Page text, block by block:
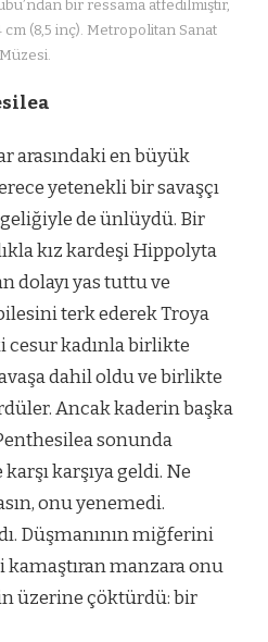
bir ressama atfedilmiştir,
cm (8,5 inç). Metropolitan Sanat
Müzesi.
arasındaki en büyük
yetenekli bir savaşçı
de ünlüydü. Bir
kız kardeşi Hippolyta
dolayı yas tuttu ve
terk ederek Troya
cesur kadınla birlikte
dahil oldu ve birlikte
Ancak kaderin başka
sonunda
karşıya geldi. Ne
onu yenemedi.
Düşmanının miğferini
kamaştıran manzara onu
üzerine çöktürdü: bir